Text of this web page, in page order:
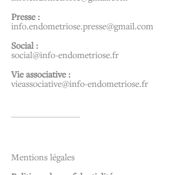
Presse :
info.endometriose.presse@gmail.com
Social :
social@info-endometriose.fr
Vie associative :
vieassociative@info-endometriose.fr
Mentions légales